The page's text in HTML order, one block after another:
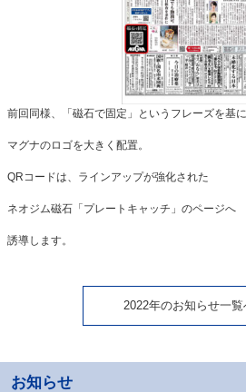
前回同様、「磁石で固定」というフレーズを基に
マグナのロゴを大きく配置。
QRコードは、ラインアップが強化された
ネオジム磁石「プレートキャッチ」のページへ
誘導します。
2022年のお知らせ一覧
お知らせ